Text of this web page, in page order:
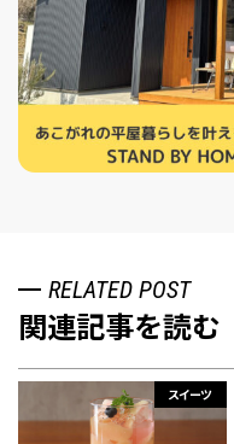
RELATED POST
関連記事を読む
スイーツ